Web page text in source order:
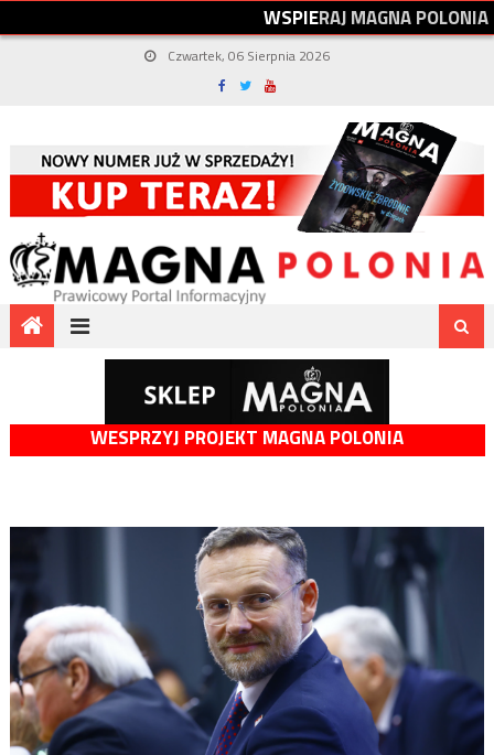
WSPIERAJMAGNAPOLONIA
Czwartek, 06 Sierpnia 2026
WESPRZYJ PROJEKT MAGNA POLONIA